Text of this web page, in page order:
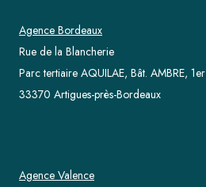
Agence Bordeaux
Rue de la Blancherie
Parc tertiaire AQUILAE, Bât. AMBRE, 1er
33370 Artigues-près-Bordeaux
Agence Valence